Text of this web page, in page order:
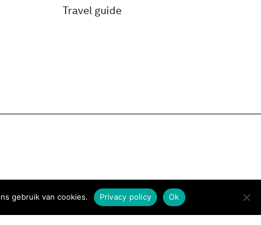
Travel guide
gebruik van cookies. Ok
Privacy policy